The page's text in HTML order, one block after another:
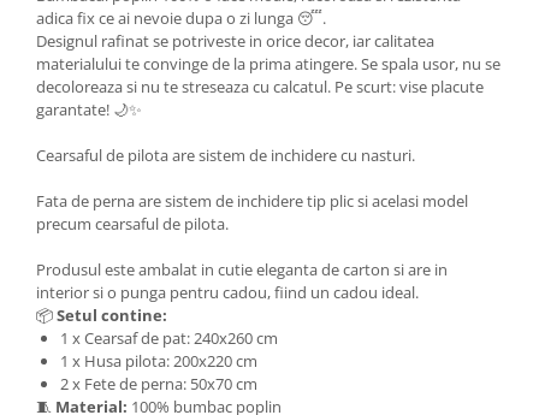
adica fix ce ai nevoie dupa o zi lunga 😴.
Designul rafinat se potriveste in orice decor, iar calitatea
materialului te convinge de la prima atingere. Se spala usor, nu se
decoloreaza si nu te streseaza cu calcatul. Pe scurt: vise placute
garantate! 🌙✨
Cearsaful de pilota are sistem de inchidere cu nasturi.
Fata de perna are sistem de inchidere tip plic si acelasi model
precum cearsaful de pilota.
Produsul este ambalat in cutie eleganta de carton si are in
interior si o punga pentru cadou, fiind un cadou ideal.
📦Setul contine:
1 x Cearsaf de pat: 240x260 cm
1 x Husa pilota: 200x220 cm
2 x Fete de perna: 50x70 cm
🧵 Material: 100% bumbac poplin